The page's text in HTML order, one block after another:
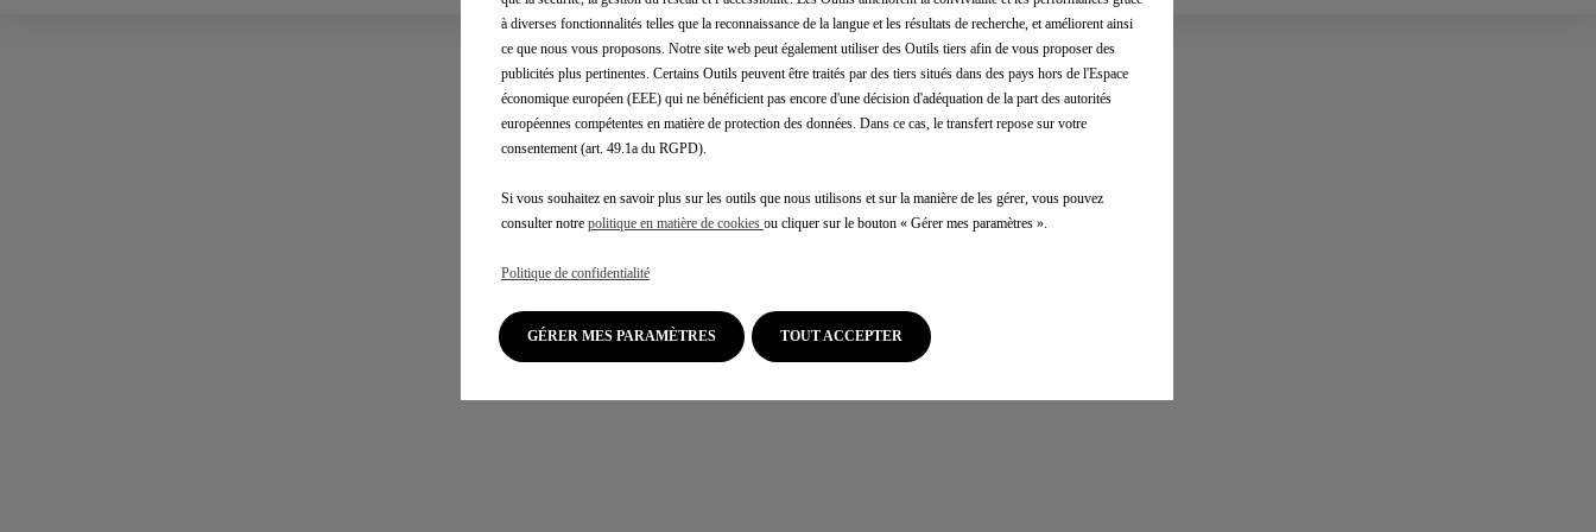
à diverses fonctionnalités telles que la reconnaissance de la langue et les résultats de recherche, et améliorent ainsi
ce que nous vous proposons. Notre site web peut également utiliser des Outils tiers afin de vous proposer des
publicités plus pertinentes. Certains Outils peuvent être traités par des tiers situés dans des pays hors de l'Espace
économique européen (EEE) qui ne bénéficient pas encore d'une décision d'adéquation de la part des autorités
européennes compétentes en matière de protection des données. Dans ce cas, le transfert repose sur votre
consentement (art. 49.1a du RGPD).
Si vous souhaitez en savoir plus sur les outils que nous utilisons et sur la manière de les gérer, vous pouvez
consulter notre politique en matière de cookies ou cliquer sur le bouton « Gérer mes paramètres ».
Politique de confidentialité
GÉRER MES PARAMÈTRES TOUT ACCEPTER